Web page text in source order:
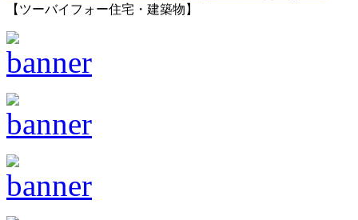
【ツーバイフォー住宅・建築物】